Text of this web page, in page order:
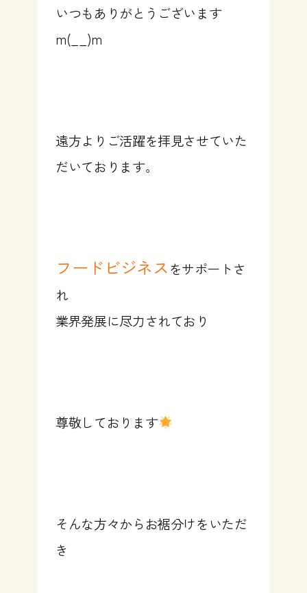
いつもありがとうございます
m(__)m
遠方よりご活躍を拝見させていた
だいております。
フードビジネスをサポートさ
れ
業界発展に尽力されており
尊敬しております
そんな方々からお裾分けをいただ
き